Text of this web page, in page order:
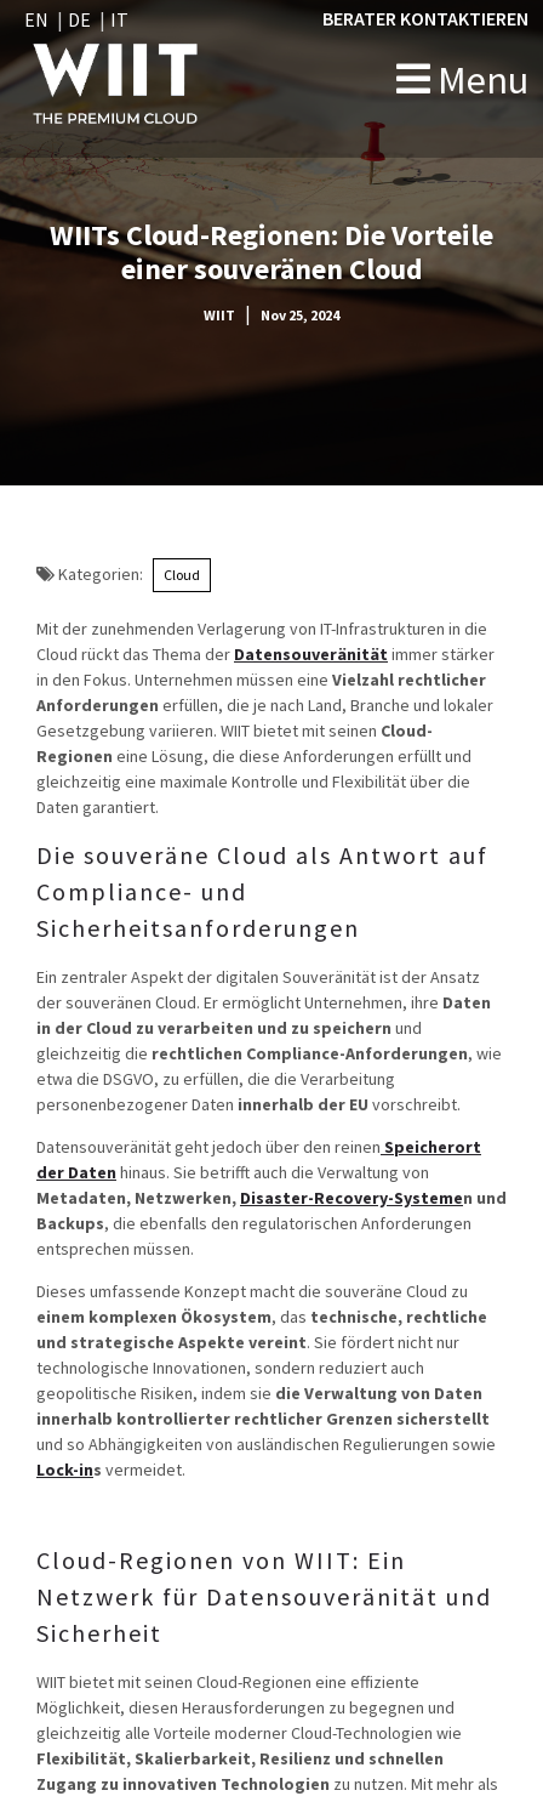
EN DE IT
Menu
BERATER KONTAKTIEREN
WIITs Cloud-Regionen: Die Vorteile
einer souveränen Cloud
WIIT | Nov 25, 2024
Kategorien: Cloud
Mit der zunehmenden Verlagerung von IT-Infrastrukturen in die
Cloud rückt das Thema der Datensouveränität immer stärker
in den Fokus. Unternehmen müssen eine Vielzahl rechtlicher
Anforderungen erfüllen, die je nach Land, Branche und lokaler
Gesetzgebung variieren. WIIT bietet mit seinen Cloud-
Regionen eine Lösung, die diese Anforderungen erfüllt und
gleichzeitig eine maximale Kontrolle und Flexibilität über die
Daten garantiert.
Die souveräne Cloud als Antwort auf
Compliance- und
Sicherheitsanforderungen
Ein zentraler Aspekt der digitalen Souveränität ist der Ansatz
der souveränen Cloud. Er ermöglicht Unternehmen, ihre Daten
in der Cloud zu verarbeiten und zu speichern und
gleichzeitig die rechtlichen Compliance-Anforderungen, wie
etwa die DSGVO, zu erfüllen, die die Verarbeitung
personenbezogener Daten innerhalb der EU vorschreibt.
Datensouveränität geht jedoch über den reinen Speicherort
der Daten hinaus. Sie betrifft auch die Verwaltung von
Metadaten, Netzwerken, Disaster-Recovery-Systemen und
Backups, die ebenfalls den regulatorischen Anforderungen
entsprechen müssen.
Dieses umfassende Konzept macht die souveräne Cloud zu
einem komplexen Ökosystem, das technische, rechtliche
und strategische Aspekte vereint. Sie fördert nicht nur
technologische Innovationen, sondern reduziert auch
geopolitische Risiken, indem sie die Verwaltung von Daten
innerhalb kontrollierter rechtlicher Grenzen sicherstellt
und so Abhängigkeiten von ausländischen Regulierungen sowie
Lock-ins vermeidet.
Cloud-Regionen von WIIT: Ein
Netzwerk für Datensouveränität und
Sicherheit
WIIT bietet mit seinen Cloud-Regionen eine effiziente
Möglichkeit, diesen Herausforderungen zu begegnen und
gleichzeitig alle Vorteile moderner Cloud-Technologien wie
Flexibilität, Skalierbarkeit, Resilienz und schnellen
Zugang zu innovativen Technologien zu nutzen. Mit mehr als